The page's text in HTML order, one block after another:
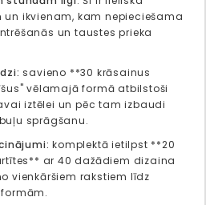
ikvienam, kam nepieciešama
un taustes prieka
savieno **30 krāsainus
vēlamajā formā atbilstoši
iztēlei un pēc tam izbaudi
sprāgšanu.
komplektā ietilpst **20
ar 40 dažādiem dizaina
vienkāršiem rakstiem līdz